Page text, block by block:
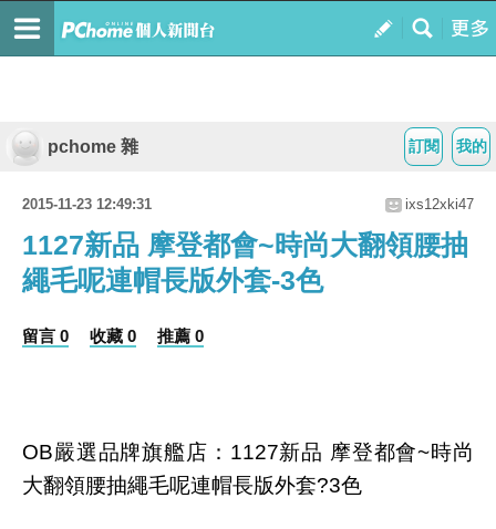
我的
訂閱
pchome 雜
2015-11-23 12:49:31 ixs12xki47
1127新品 摩登都會~時尚大翻領腰抽
繩毛呢連帽長版外套-3色
留言 0 收藏 0 推薦 0
OB嚴選品牌旗艦店：1127新品 摩登都會~時尚
大翻領腰抽繩毛呢連帽長版外套?3色